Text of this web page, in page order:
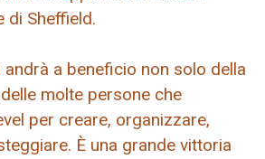
di Sheffield.
andrà a beneficio non solo della
molte persone che
per creare, organizzare,
È una grande vittoria